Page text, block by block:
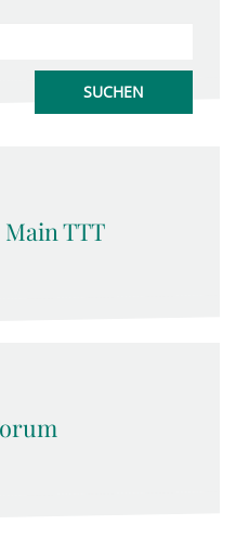
Main TTT